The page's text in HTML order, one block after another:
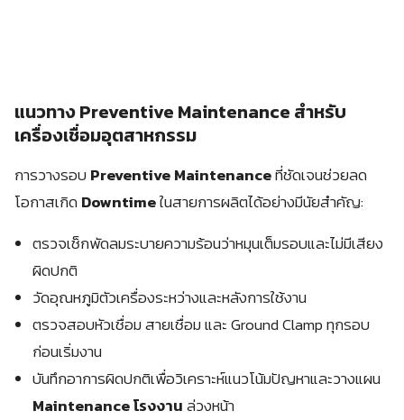
แนวทาง Preventive Maintenance สำหรับ
เครื่องเชื่อมอุตสาหกรรม
การวางรอบ Preventive Maintenanceที่ชัดเจนช่วยลด
โอกาสเกิด Downtimeในสายการผลิตได้อย่างมีนัยสำคัญ:
ตรวจเช็กพัดลมระบายความร้อนว่าหมุนเต็มรอบและไม่มีเสียง
ผิดปกติ
วัดอุณหภูมิตัวเครื่องระหว่างและหลังการใช้งาน
ตรวจสอบหัวเชื่อม สายเชื่อม และ Ground Clamp ทุกรอบ
ก่อนเริ่มงาน
บันทึกอาการผิดปกติเพื่อวิเคราะห์แนวโน้มปัญหาและวางแผน
Maintenance โรงงานล่วงหน้า